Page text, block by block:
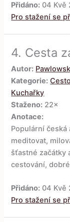
Přidáno: 04 Kvě
Pro stažení se
4. Cesta
Autor:
Kategorie:
Kuchařky
Staženo: 22×
Anotace:
Populární
meditovat,
šťastné začátky
cestování,
Přidáno: 04 Kvě
Pro stažení se